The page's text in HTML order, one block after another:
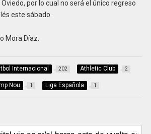
por lo cual no será el único regreso
este sábado.
Mora Díaz.
Internacional 202 Athletic Club 2
Nou 1 Liga Española 1